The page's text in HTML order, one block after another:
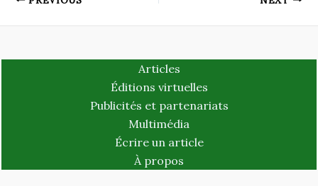
Articles
Éditions virtuelles
Publicités et partenariats
Multimédia
Écrire un article
À propos